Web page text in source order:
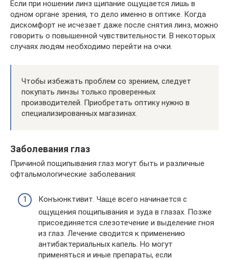
Если при ношении линз щипание ощущается лишь в
одном органе зрения, то дело именно в оптике. Когда
дискомфорт не исчезает даже после снятия линз, можно
говорить о повышенной чувствительности. В некоторых
случаях людям необходимо перейти на очки.
Чтобы избежать проблем со зрением, следует
покупать линзы только проверенных
производителей. Приобретать оптику нужно в
специализированных магазинах.
Заболевания глаз
Причиной пощипывания глаз могут быть и различные
офтальмологические заболевания:
Конъюнктивит. Чаще всего начинается с
ощущения пощипывания и зуда в глазах. Позже
присоединяется слезотечение и выделение гноя
из глаз. Лечение сводится к применению
антибактериальных капель. Но могут
применяться и иные препараты, если